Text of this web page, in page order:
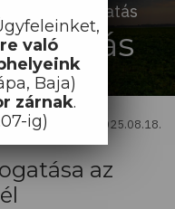
gyárlátogatás
2025.08.18.
az
való
Baja)
zárnak.
ig)